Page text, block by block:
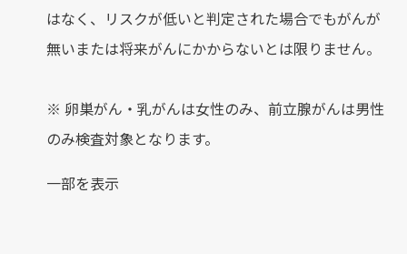
はなく、リスクが低いと判定された場合でもがんが
無いまたは将来がんにかからないとは限りません。
※ 卵巣がん・乳がんは女性のみ、前立腺がんは男性
のみ検査対象となります。
一部を表示